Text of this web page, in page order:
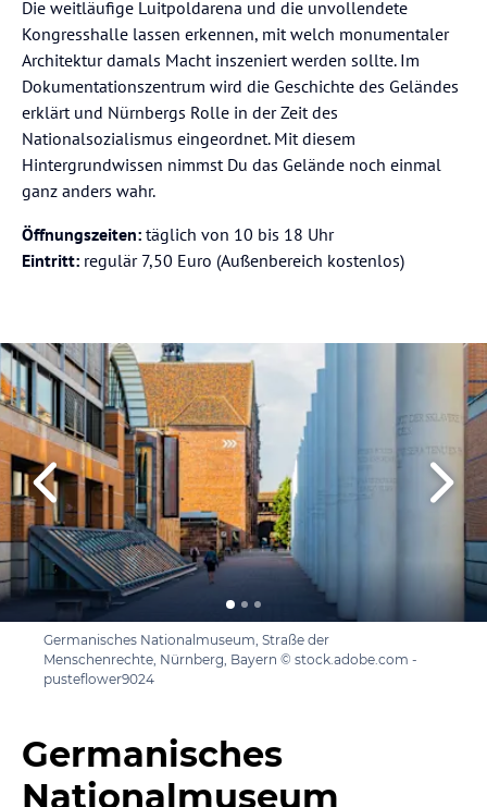
Die weitläufige Luitpoldarena und die unvollendete
Kongresshalle lassen erkennen, mit welch monumentaler
Architektur damals Macht inszeniert werden sollte. Im
Dokumentationszentrum wird die Geschichte des Geländes
erklärt und Nürnbergs Rolle in der Zeit des
Nationalsozialismus eingeordnet. Mit diesem
Hintergrundwissen nimmst Du das Gelände noch einmal
ganz anders wahr.
Öffnungszeiten: täglich von 10 bis 18 Uhr
Eintritt: regulär 7,50 Euro (Außenbereich kostenlos)
Germanisches Nationalmuseum, Straße der
Menschenrechte, Nürnberg, Bayern © stock.adobe.com -
pusteflower9024
Germanisches
Nationalmuseum